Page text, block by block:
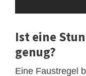
Ist eine
genug?
Eine Faustregel